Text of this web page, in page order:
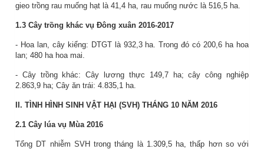
gieo trồng rau muống hạt là 41,4 ha, rau muống nước là 516,5 ha.
1.3 Cây trồng khác vụ Đông xuân 2016-2017
- Hoa lan, cây kiểng: DTGT là 932,3 ha.Trong đó có 200,6 ha hoa
lan; 480 ha hoa mai.
- Cây trồng khác: Cây lương thực 149,7 ha; cây công nghiệp
2.863,9 ha; Cây ăn trái: 4.835,1 ha.
II. TÌNH HÌNH SINH VẬT HẠI (SVH) THÁNG 10 NĂM 2016
2.1 Cây lúa vụ Mùa 2016
Tổng DT nhiễm SVH trong tháng là 1.309,5 ha,thấp hơn so với